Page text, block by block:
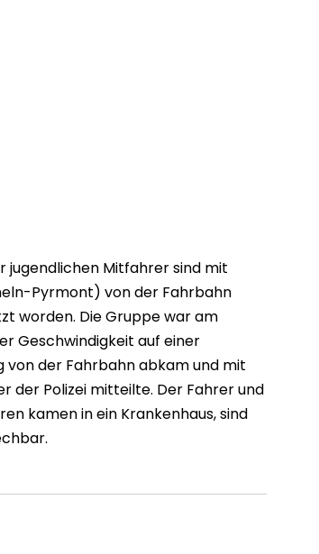
jugendlichen Mitfahrer sind mit
Pyrmont) von der Fahrbahn
worden. Die Gruppe war am
Geschwindigkeit auf einer
von der Fahrbahn abkam und mit
der Polizei mitteilte. Der Fahrer und
kamen in ein Krankenhaus, sind